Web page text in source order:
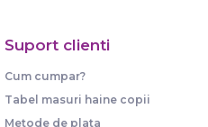
Suport clienti
Cum cumpar?
Tabel masuri haine copii
Metode de plata